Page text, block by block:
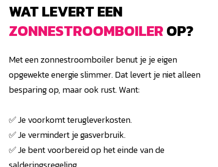
WAT LEVERT EEN
ZONNESTROOMBOILEROP?
Met een zonnestroomboiler benut je je eigen
opgewekte energie slimmer. Dat levert je niet alleen
besparing op, maar ook rust. Want:
✅ Je voorkomt terugleverkosten.
✅ Je vermindert je gasverbruik.
✅ Je bent voorbereid op het einde van de